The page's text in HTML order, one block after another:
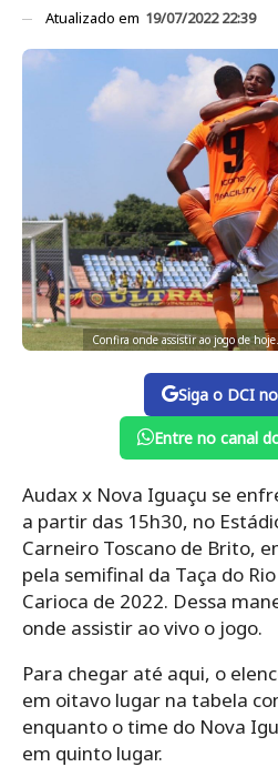
Atualizado em 19/07/2022 22:39
Confira onde assistir ao jogo de
Siga o DCI
Entre no canal
Audax x Nova Iguaçu se
a partir das 15h30, no
Carneiro Toscano de Brito,
pela semifinal da Taça do
Carioca de 2022. Dessa
onde assistir ao vivo o jogo.
Para chegar até aqui, o
em oitavo lugar na tabela
enquanto o time do Nova
em quinto lugar.